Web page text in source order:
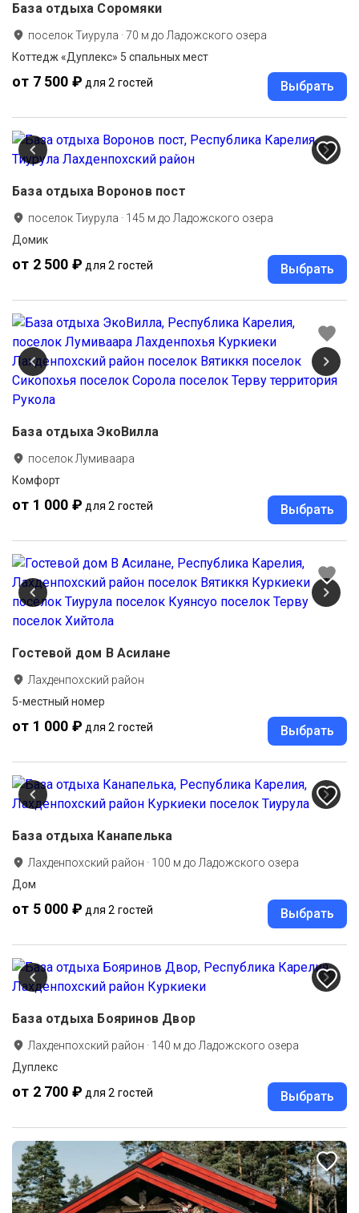
База отдыха Соромяки
поселок Тиурула ·70 м до Ладожского озера
Коттедж «Дуплекс» 5 спальных мест
от 7 500 ₽ для 2 гостей Выбрать
База отдыха Воронов пост
поселок Тиурула · 145 м до Ладожского озера
Домик
от 2 500 ₽ для 2 гостей Выбрать
База отдыха ЭкоВилла
поселок Лумиваара
Комфорт
от 1 000 ₽ для 2 гостей Выбрать
Гостевой дом В Асилане
Лахденпохский район
5-местный номер
от 1 000 ₽ для 2 гостей Выбрать
База отдыха Канапелька
Лахденпохский район · 100 м до Ладожского озера
Дом
от 5 000 ₽ для 2 гостей Выбрать
База отдыха Бояринов Двор
Лахденпохский район · 140 м до Ладожского озера
Дуплекс
от 2 700 ₽ для 2 гостей Выбрать